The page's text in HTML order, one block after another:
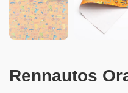
Rennautos